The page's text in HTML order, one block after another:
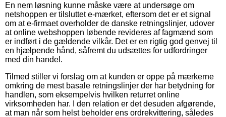
En nem løsning kunne måske være at undersøge om
netshoppen er tilsluttet e-mærket, eftersom det er et signal
om at e-firmaet overholder de danske retningslinjer, udover
at online webshoppen løbende revideres af fagmænd som
er indført i de gældende vilkår. Det er en rigtig god genvej til
en hjælpende hånd, såfremt du udsættes for udfordringer
med din handel.
Tilmed stiller vi forslag om at kunden er oppe på mærkerne
omkring de mest basale retningslinjer der har betydning for
handlen, som eksempelvis hvilken returret online
virksomheden har. I den relation er det desuden afgørende,
at man når som helst beholder ens ordrekvittering, således